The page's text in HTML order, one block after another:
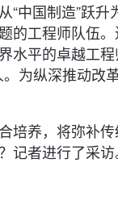
“中国制造”跃
的工程师队伍
水平的卓越工
为纵深推动改
培养，将弥补
记者进行了采访